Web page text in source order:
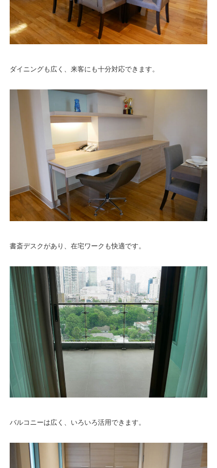
ダイニングも広く、来客にも十分対応できます。
書斎デスクがあり、在宅ワークも快適です。
バルコニーは広く、いろいろ活用できます。